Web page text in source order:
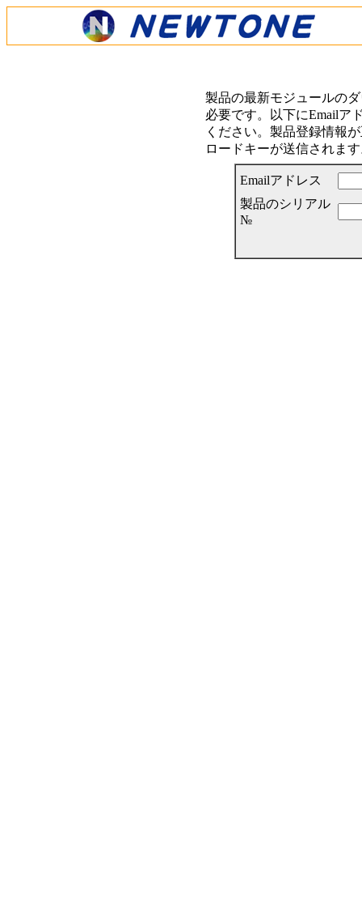
製品の最新モジュールの
必要です。以下にEmailア
ください。製品登録情報
ロードキーが送信されま
Emailアドレス
製品のシリアル
№